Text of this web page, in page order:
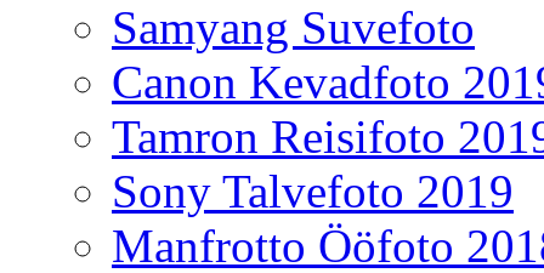
Samyang Suvefoto
Canon Kevadfoto
Tamron Reisifoto
Sony Talvefoto 2019
Manfrotto Ööfoto